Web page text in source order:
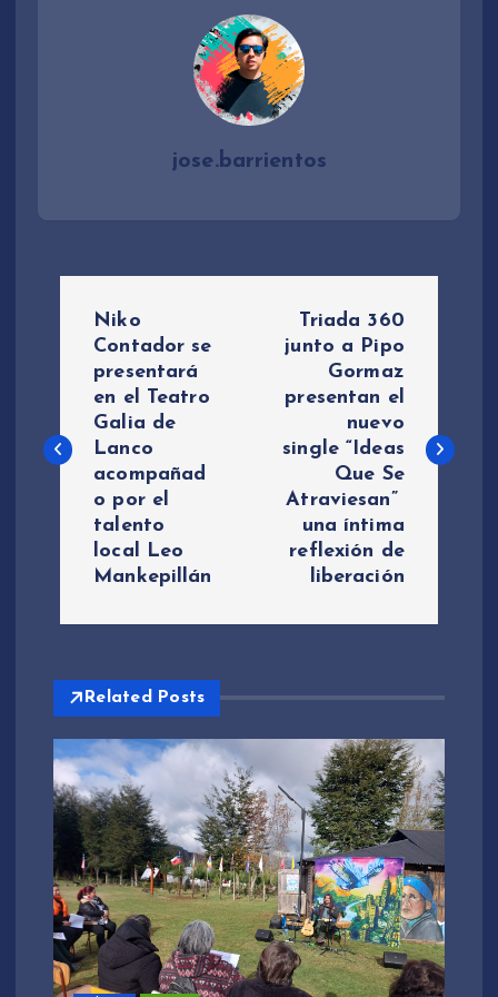
jose.barrientos
e
ó
n
d
e
e
Niko
Contador se
presentará
en el Teatro
Galia de
Lanco
acompañad
o por el
talento
local Leo
Mankepillán
Triada 360
junto a Pipo
Gormaz
presentan el
nuevo
single “Ideas
Que Se
Atraviesan”
una íntima
reflexión de
liberación
Related Posts